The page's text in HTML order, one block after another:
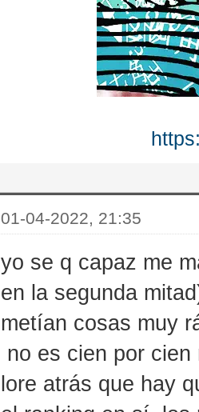
01-04-2022, 21:35
yo se q capaz me
en la segunda
metían cosas muy
no es cien por
lore atrás que hay